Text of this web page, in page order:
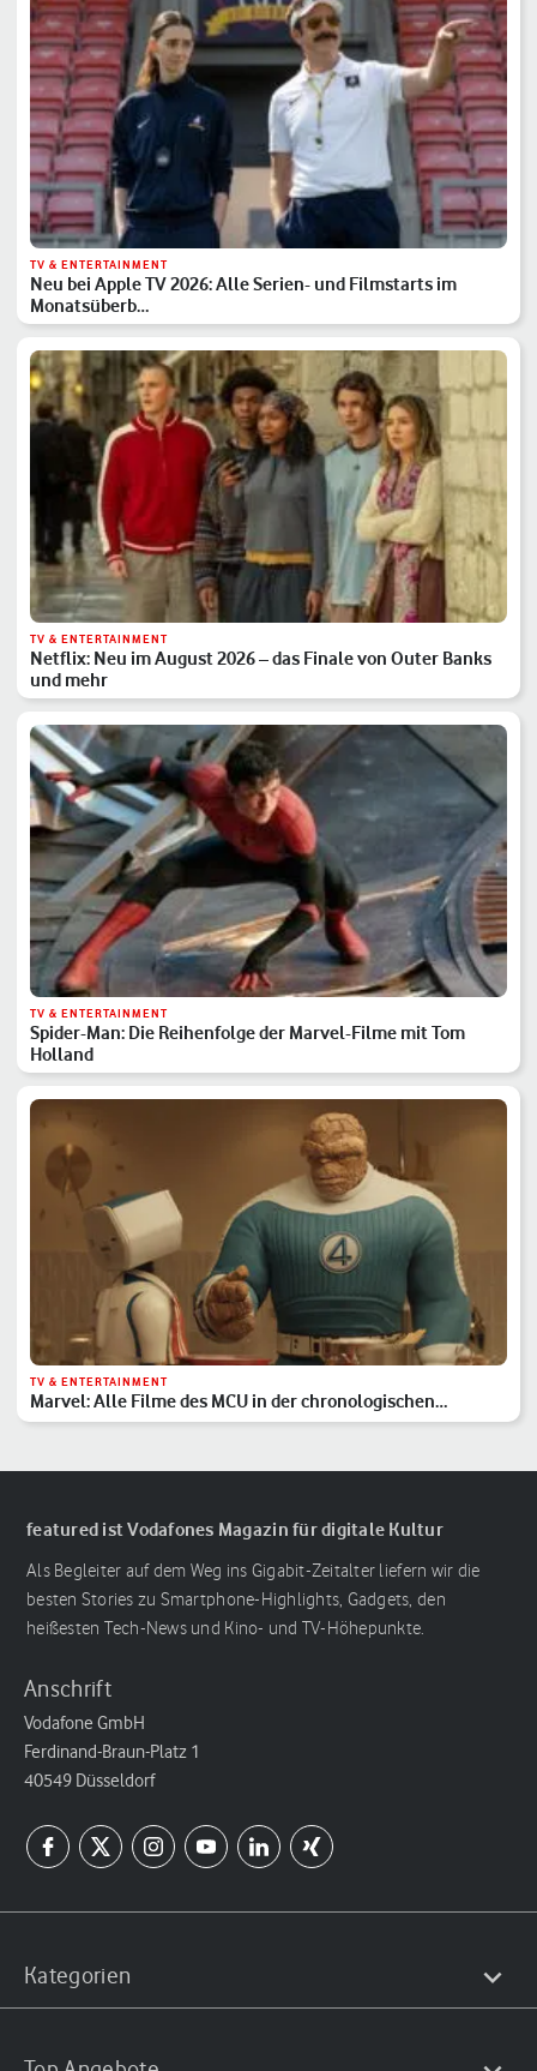
TV & ENTERTAINMENT
Neu bei Apple TV 2026: Alle Serien- und Filmstarts im
Monatsüberb…
TV & ENTERTAINMENT
Netflix: Neu im August 2026 – das Finale von Outer Banks
und mehr
TV & ENTERTAINMENT
Spider-Man: Die Reihenfolge der Marvel-Filme mit Tom
Holland
TV & ENTERTAINMENT
Marvel: Alle Filme des MCU in der chronologischen
Reihenfolge
featured ist Vodafones Magazin für digitale Kultur
Als Begleiter auf dem Weg ins Gigabit-Zeitalter liefern wir die
besten Stories zu Smartphone-Highlights, Gadgets, den
heißesten Tech-News und Kino- und TV-Höhepunkte.
Anschrift
Vodafone GmbH
Ferdinand-Braun-Platz 1
40549 Düsseldorf
Kategorien